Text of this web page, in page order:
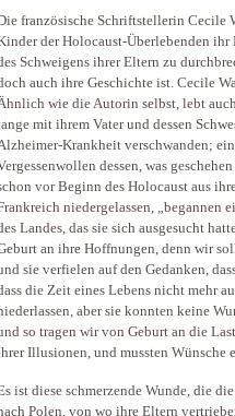
französische Schriftstellerin Cecile
der Holocaust-Überlebenden ihr
Schweigens ihrer Eltern zu
auch ihre Geschichte ist. Cecile
wie die Autorin selbst, lebt
mit ihrem Vater und dessen
Krankheit verschwanden;
dessen, was
vor Beginn des Holocaust aus
niedergelassen, „begannen
Landes, das sie sich ausgesucht
an ihre Hoffnungen, denn wir
sie verfielen auf den Gedanken,
die Zeit eines Lebens nicht mehr
aber sie konnten keine
so tragen wir von Geburt an die
Illusionen, und mussten Wünsche
ist diese schmerzende Wunde, die
Polen, von wo ihre Eltern